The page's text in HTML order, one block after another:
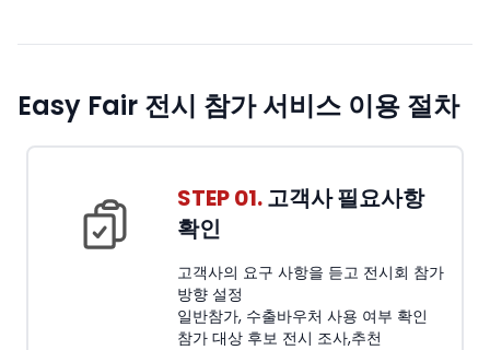
Easy Fair 전시 참가 서비스 이용 절차
STEP 01.고객사 필요사항
확인
고객사의 요구 사항을 듣고 전시회 참가
방향 설정
일반참가, 수출바우처 사용 여부 확인
참가 대상 후보 전시 조사,추천